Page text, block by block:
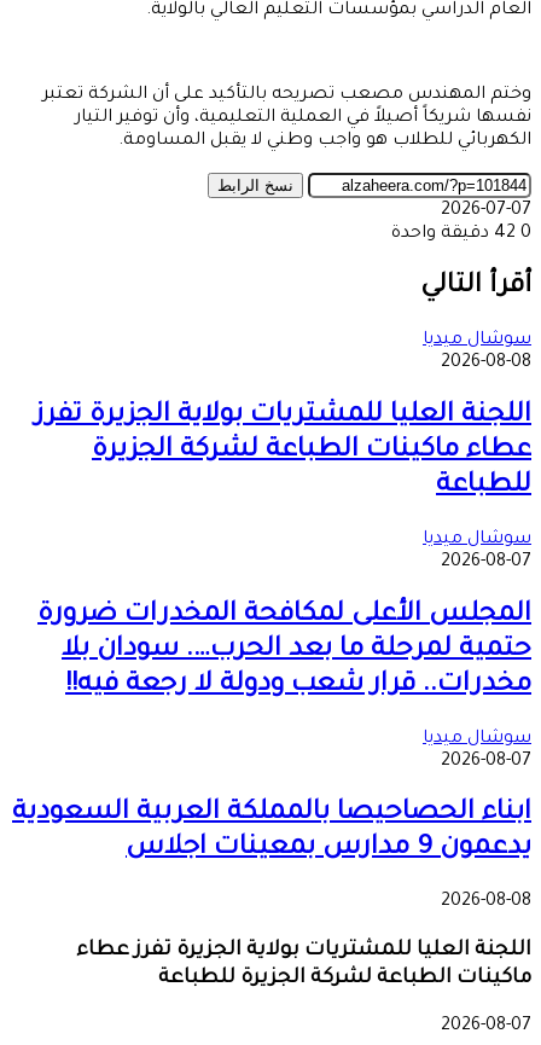
العام الدراسي بمؤسسات التعليم العالي بالولاية.
وختم المهندس مصعب تصريحه بالتأكيد على أن الشركة تعتبر
نفسها شريكاً أصيلاً في العملية التعليمية، وأن توفير التيار
الكهربائي للطلاب هو واجب وطني لا يقبل المساومة.
نسخ الرابط
2026-07-07
0
دقيقة واحدة
عبر
البريد
أقرأ التالي
سوشال ميديا
2026-08-08
اللجنة العليا للمشتريات بولاية الجزيرة تفرز
عطاء ماكينات الطباعة لشركة الجزيرة
للطباعة
سوشال ميديا
2026-08-07
المجلس الأعلى لمكافحة المخدرات ضرورة
حتمية لمرحلة ما بعد الحرب…. سودان بلا
مخدرات.. قرار شعب ودولة لا رجعة فيه!!
سوشال ميديا
2026-08-07
ابناء الحصاحيصا بالمملكة العربية السعودية
يدعمون 9 مدارس بمعينات اجلاس
2026-08-08
اللجنة العليا للمشتريات بولاية الجزيرة تفرز عطاء
ماكينات الطباعة لشركة الجزيرة للطباعة
2026-08-07